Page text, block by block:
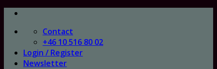
Skip
content
Contact
+46 10 516 80 02
Login / Register
Newsletter